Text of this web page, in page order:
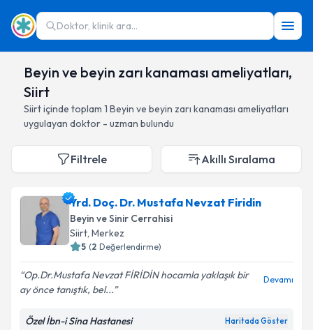
Doktor, klinik ara...
Beyin ve beyin zarı kanaması ameliyatları,
Siirt
Siirtiçinde toplam 1 Beyin ve beyin zarı kanaması ameliyatları
uygulayan doktor - uzman bulundu
Filtrele Akıllı Sıralama
Yrd. Doç. Dr. Mustafa Nevzat Firidin
Beyin ve Sinir Cerrahisi
Siirt, Merkez
5 (2 Değerlendirme)
Op.Dr.Mustafa Nevzat FİRİDİN hocamla yaklaşık bir
ay önce tanıştık, bel...
Devamı
Özel İbn-i Sina Hastanesi Haritada Göster